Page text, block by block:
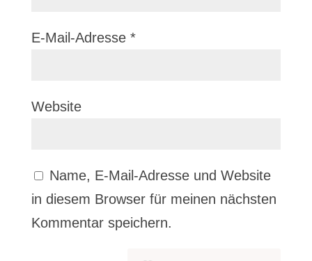
E-Mail-Adresse *
Website
Name, E-Mail-Adresse und Website
in diesem Browser für meinen nächsten
Kommentar speichern.